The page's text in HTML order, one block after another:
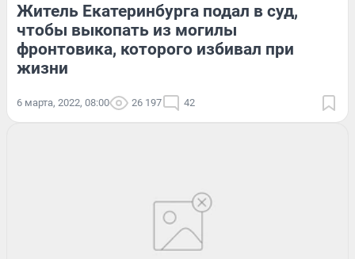
Житель Екатеринбурга подал в суд,
чтобы выкопать из могилы
фронтовика, которого избивал при
жизни
6 марта, 2022, 08:00 26 197 42